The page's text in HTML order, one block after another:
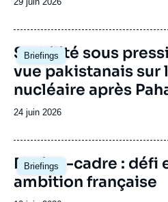
publication
Briefings
Image
principale
Stabilité sous
vue pakistanais sur
nucléaire après
Date
publication
24 juin 2026
Briefings
Image
principale
Nation-cadre : défi
ambition française